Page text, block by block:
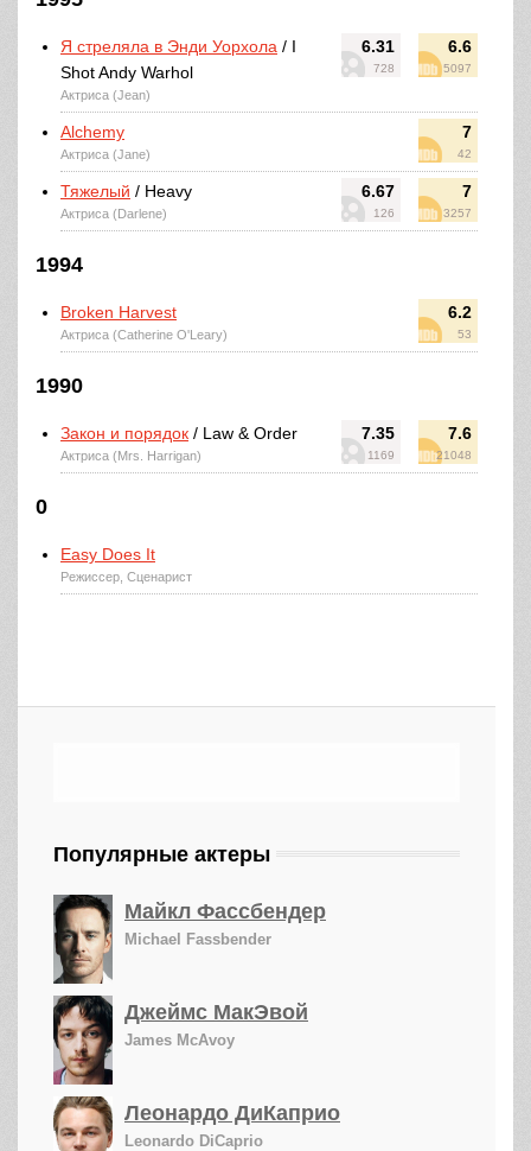
6.31
728
6.6
5097
Я стреляла в Энди Уорхола / I
Shot Andy Warhol
Актриса (Jean)
7
42
Alchemy
Актриса (Jane)
6.67
126
7
3257
Тяжелый / Heavy
Актриса (Darlene)
1994
6.2
53
Broken Harvest
Актриса (Catherine O'Leary)
1990
7.35
1169
7.6
21048
Закон и порядок / Law & Order
Актриса (Mrs. Harrigan)
0
Easy Does It
Режиссер, Сценарист
Популярные актеры
Майкл Фассбендер
Michael Fassbender
Джеймс МакЭвой
James McAvoy
Леонардо ДиКаприо
Leonardo DiCaprio